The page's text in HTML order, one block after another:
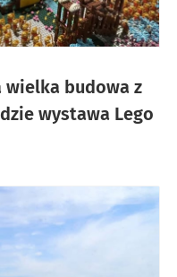
wielka budowa z
wystawa Lego